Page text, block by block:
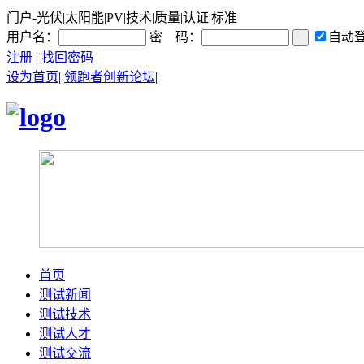
门户-光伏|太阳能|PV|技术|质量|认证|标准
用户名：
密 码：
自动
注册 | 找回密码
设为首页| 领跑者创新论坛|
首页
测试新闻
测试技术
测试人才
测试交流